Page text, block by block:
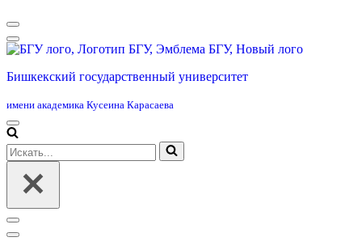
Меню
навигации
Бишкекский государственный университет
имени академика Кусеина Карасаева
Меню
навигации
Искать...
Меню
навигации